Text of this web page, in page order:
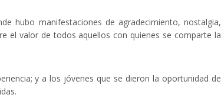
hubo manifestaciones de agradecimiento, nostalgia,
el valor de todos aquellos con quienes se comparte la
y a los jóvenes que se dieron la oportunidad de